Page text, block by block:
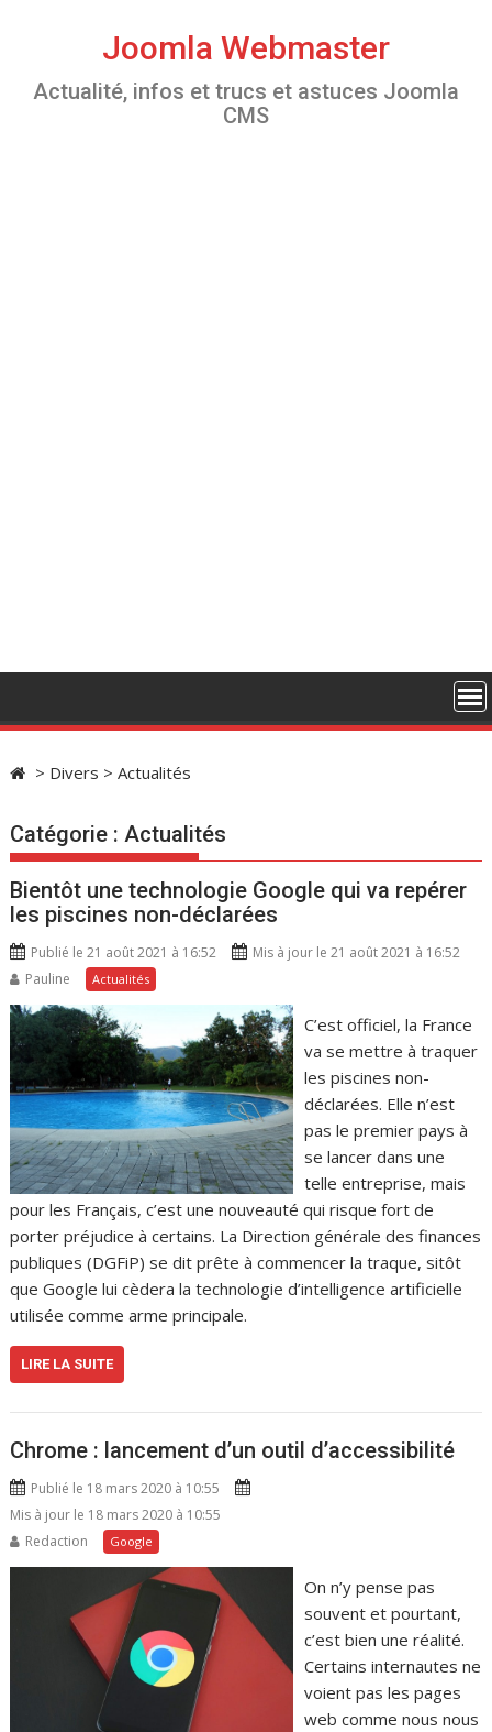
Joomla Webmaster
Actualité, infos et trucs et astuces Joomla
CMS
> Divers >Actualités
Catégorie :Actualités
Bientôt une technologie Google qui va repérer
les piscines non-déclarées
Publié le 21 août 2021 à 16:52
Mis à jour le 21 août 2021 à 16:52
Pauline
Actualités
C’est officiel, la France
va se mettre à traquer
les piscines non-
déclarées. Elle n’est
pas le premier pays à
se lancer dans une
telle entreprise, mais
pour les Français, c’est une nouveauté qui risque fort de
porter préjudice à certains. La Direction générale des finances
publiques (DGFiP) se dit prête à commencer la traque, sitôt
que Google lui cèdera la technologie d’intelligence artificielle
utilisée comme arme principale.
LIRE LA SUITE
Chrome : lancement d’un outil d’accessibilité
Publié le 18 mars 2020 à 10:55
Mis à jour le 18 mars 2020 à 10:55
Redaction
Google
On n’y pense pas
souvent et pourtant,
c’est bien une réalité.
Certains internautes ne
voient pas les pages
web comme nous nous